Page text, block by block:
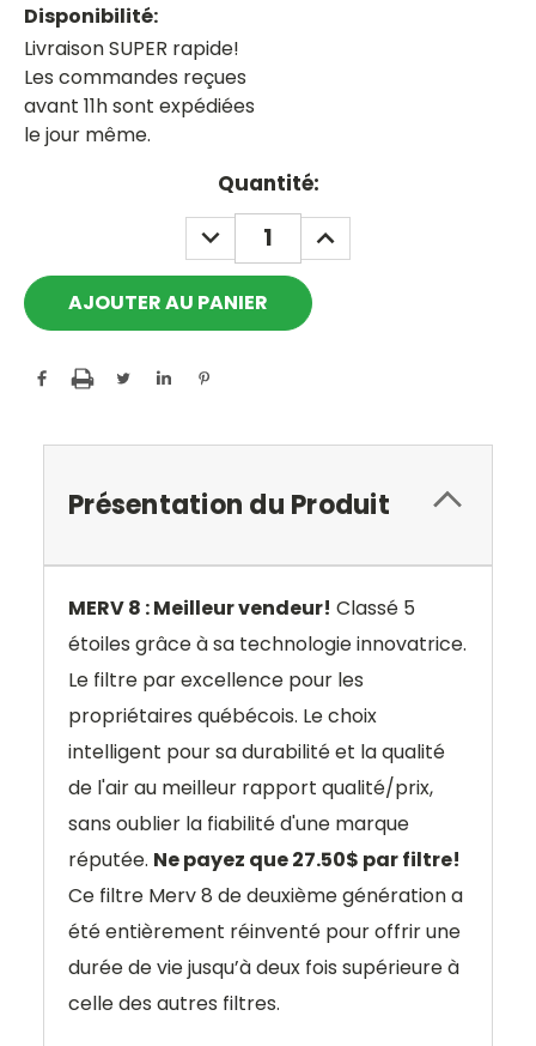
Disponibilité:
Livraison SUPER rapide!
Les commandes reçues
avant 11h sont expédiées
le jour même.
Quantité:
DECREASE
QUANTITY:
INCREASE
QUANTITY:
Présentation du Produit
MERV 8 : Meilleur vendeur! Classé 5
étoiles grâce à sa technologie innovatrice.
Le filtre par excellence pour les
propriétaires québécois. Le choix
intelligent pour sa durabilité et la qualité
de l'air au meilleur rapport qualité/prix,
sans oublier la fiabilité d'une marque
réputée. Ne payez que 27.50$ par filtre!
Ce filtre Merv 8 de deuxième génération a
été entièrement réinventé pour offrir une
durée de vie jusqu’à deux fois supérieure à
celle des autres filtres.